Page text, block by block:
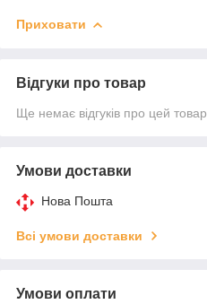
Приховати
Відгуки про товар
Ще немає відгуків про цей товар
Умови доставки
Нова Пошта
Всі умови доставки
Умови оплати